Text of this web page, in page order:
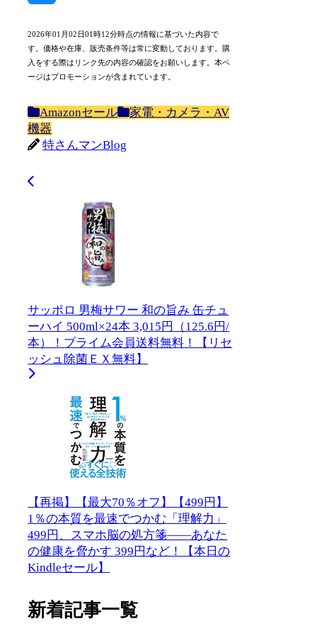
2026年01月02日01時12分時点の情報に基づいた内容で
す。価格や在庫、販売条件等は常に変動しております。購
入をする際はリンク先の内容の確認をお願いします。本ペ
ージはプロモーションが含まれています。
Amazonセール
家電・カメラ・AV
機器
特さんマンBlog
サッポロ 男梅サワー 和の旨み 缶チュ
ーハイ 500ml×24本 3,015円（125.6円/
本）！プライム会員送料無料！【リセ
ッシュ除菌ＥＸ無料】
【再掲】【最大70％オフ】【499円】
1％の本質を最速でつかむ「理解力」
499円、スマホ脳の処方箋――あなた
の健康を脅かす 399円など！【本日の
Kindleセール】
新着記事一覧